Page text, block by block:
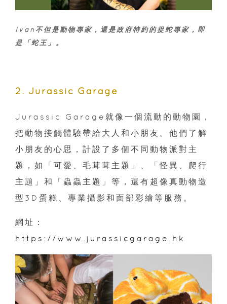
Ivan不但是動物專家，還是政府特約的捉蛇專家，即
是「蛇王」。
2. Jurassic Garage
Jurassic Garage就像一個流動的動物園，
把動物接觸體驗帶給大人和小朋友。他們了解
小朋友的心思，計設了多個不同動物派對主
題，如「可愛、毛茸茸主題」、「怪異、爬行
主題」和「蟲蟲主題」等，還有超像真動物造
型3D蛋糕、專業攝影和面部彩繪等服務。
網址：
https://www.jurassicgarage.hk